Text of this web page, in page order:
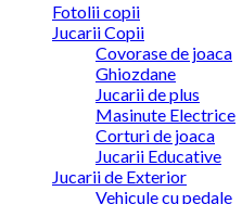
Fotolii copii
Jucarii Copii
Covorase de joaca
Ghiozdane
Jucarii de plus
Masinute Electrice
Corturi de joaca
Jucarii Educative
Jucarii de Exterior
Vehicule cu pedale